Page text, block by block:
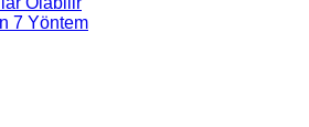
7 Yöntem